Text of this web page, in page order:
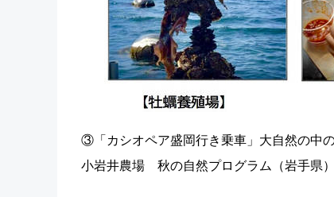
③「カシオペア盛岡行き乗車」大自然の中
小岩井農場 秋の自然プログラム（岩手県）